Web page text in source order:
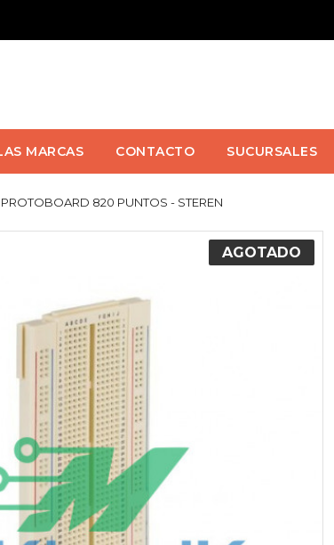
MARCAS CONTACTO SUCURSALES
PROTOBOARD 820 PUNTOS - STEREN
AGOTADO